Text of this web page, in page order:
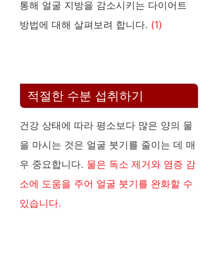
통해 얼굴 지방을 감소시키는 다이어트
방법에 대해 살펴보려 합니다. (1)
적절한 수분 섭취하기
건강 상태에 따라 평소보다 많은 양의 물
을 마시는 것은 얼굴 붓기를 줄이는 데 매
우 중요합니다. 물은 독소 제거와 염증 감
소에 도움을 주어 얼굴 붓기를 완화할 수
있습니다.